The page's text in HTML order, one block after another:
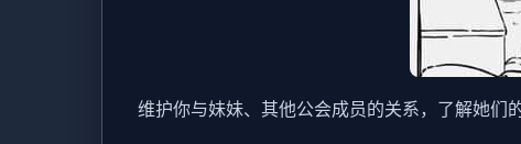
维护你与妹妹、其他公会成员的关系，了解她们